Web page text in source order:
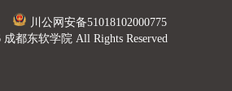
川公网安备51018102000775
都东软学院 All Rights Reserved